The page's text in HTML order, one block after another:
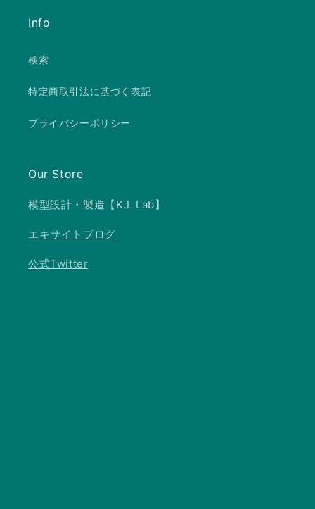
Info
検索
特定商取引法に基づく表記
プライバシーポリシー
Our Store
模型設計・製造【K.L Lab】
エキサイトブログ
公式Twitter